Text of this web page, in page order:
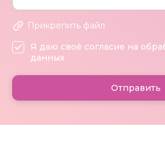
Прикрепить файл
Я даю своё согласие на
данных
Отправить